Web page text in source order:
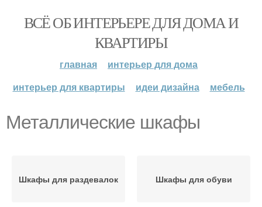
ВСЁ ОБ ИНТЕРЬЕРЕ ДЛЯ ДОМА И
КВАРТИРЫ
главная
интерьер для дома
интерьер для квартиры
идеи дизайна мебель
Металлические шкафы
Шкафы для раздевалок Шкафы для обуви